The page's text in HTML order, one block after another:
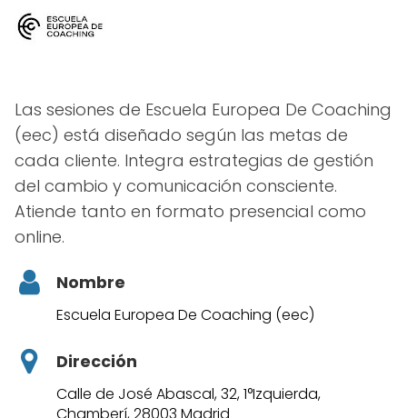
Las sesiones de Escuela Europea De Coaching
(eec) está diseñado según las metas de
cada cliente. Integra estrategias de gestión
del cambio y comunicación consciente.
Atiende tanto en formato presencial como
online.
Nombre
Escuela Europea De Coaching (eec)
Dirección
Calle de José Abascal, 32, 1°Izquierda,
Chamberí, 28003 Madrid